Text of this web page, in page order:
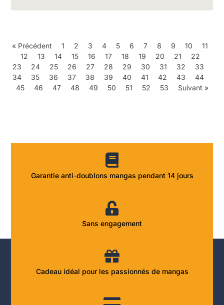
« Précédent 1 2 3 4 5 6 7 8 9 10
11
12
13 14 15 16 17 18 19 20 21
22
23
24 25 26 27 28 29 30 31 32
33
34
35 36 37 38 39 40 41 42 43
44
45
46 47 48 49 50 51 52 53 Suivant »
Garantie anti-doublons mangas pendant 14 jours
Sans engagement
Cadeau idéal pour les passionnés de mangas